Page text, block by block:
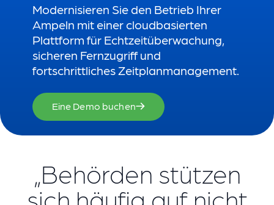
Modernisieren Sie den Betrieb Ihrer
Ampeln mit einer cloudbasierten
Plattform für Echtzeitüberwachung,
sicheren Fernzugriff und
fortschrittliches Zeitplanmanagement.
Eine Demo buchen
„Behörden stützen
sich häufig auf nicht